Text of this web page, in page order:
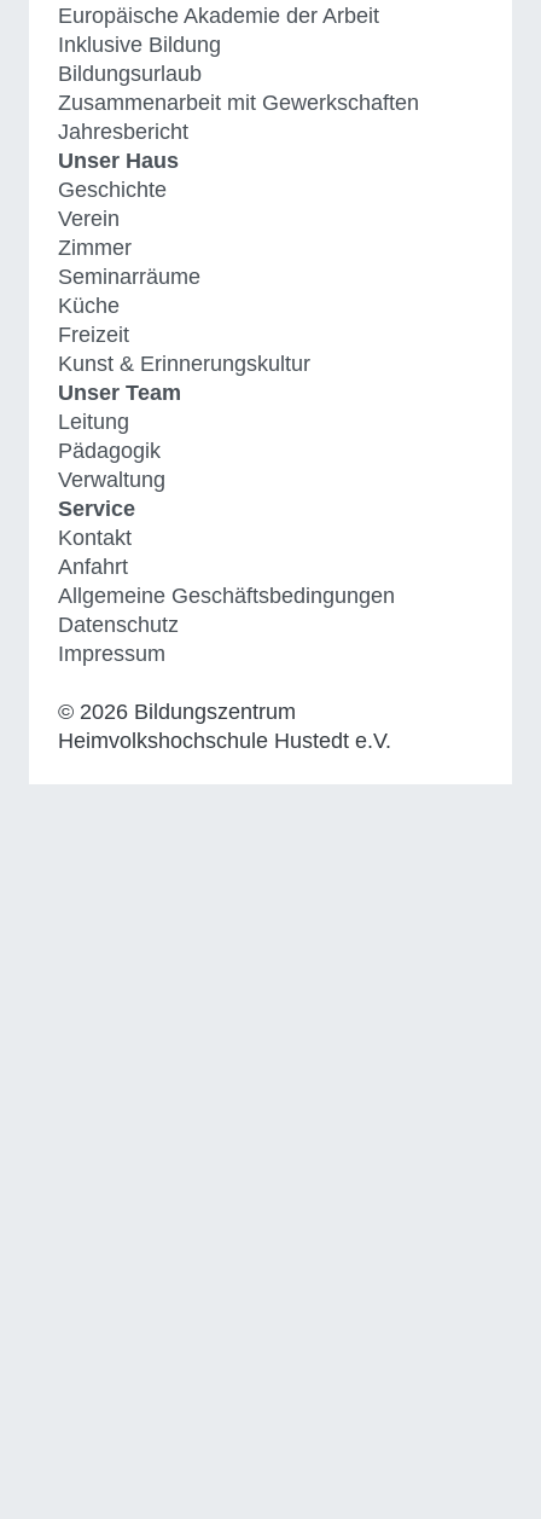
Europäische Akademie der Arbeit
Inklusive Bildung
Bildungsurlaub
Zusammenarbeit mit Gewerkschaften
Jahresbericht
Unser Haus
Geschichte
Verein
Zimmer
Seminarräume
Küche
Freizeit
Kunst & Erinnerungskultur
Unser Team
Leitung
Pädagogik
Verwaltung
Service
Kontakt
Anfahrt
Allgemeine Geschäftsbedingungen
Datenschutz
Impressum
© 2026 Bildungszentrum
Heimvolkshochschule Hustedt e.V.